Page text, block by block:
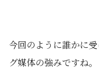
今回のように誰かに
グ媒体の強みですね。